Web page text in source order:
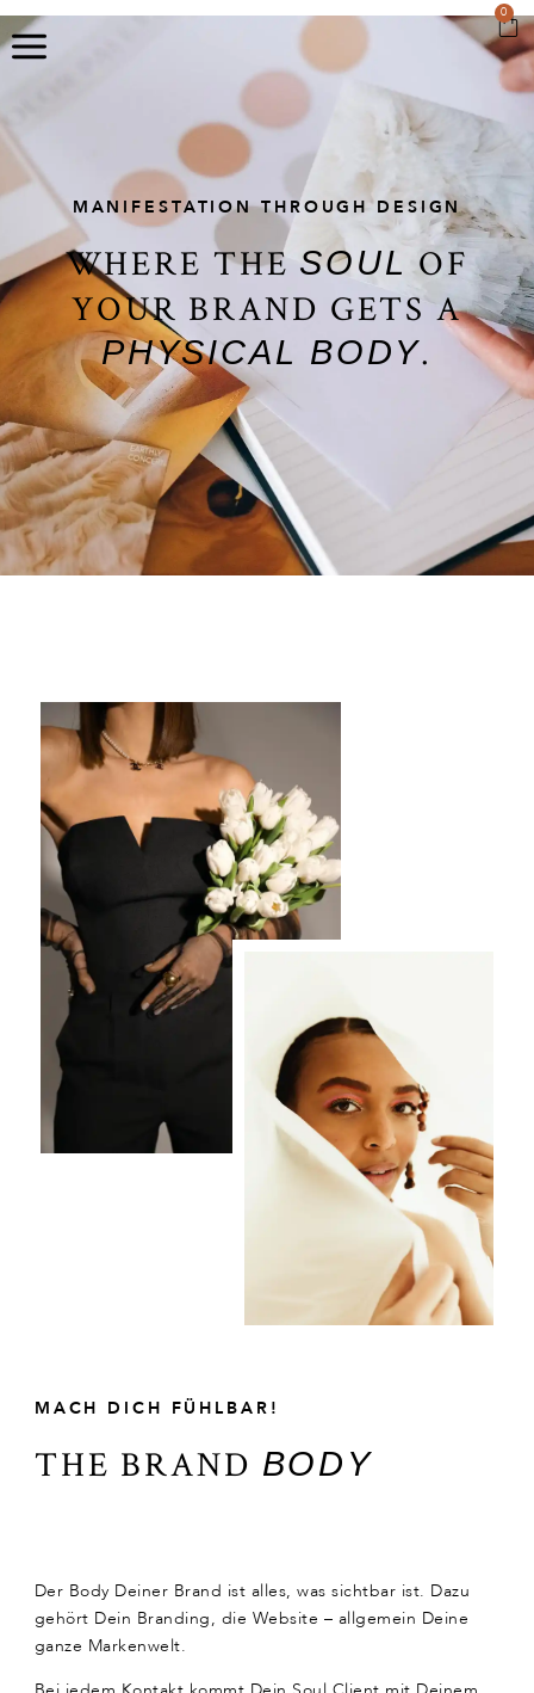
0
MANIFESTATION THROUGH DESIGN
WHERE THE SOUL OF
YOUR BRAND GETS A
PHYSICAL BODY.
MACH DICH FÜHLBAR!
THE BRAND BODY
Der Body Deiner Brand ist alles, was sichtbar ist. Dazu
gehört Dein Branding, die Website – allgemein Deine
ganze Markenwelt.